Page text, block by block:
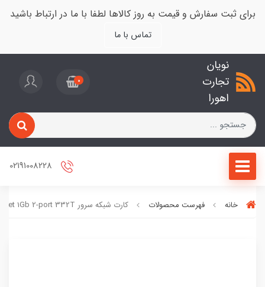
برای ثبت سفارش و قیمت به روز کالاها لطفا با ما در ارتباط باشید
تماس با ما
نویان
تجارت
اهورا
0
خانه فهرست محصولات کارت شبکه سرور HP Ethernet 1Gb 2-port 332T